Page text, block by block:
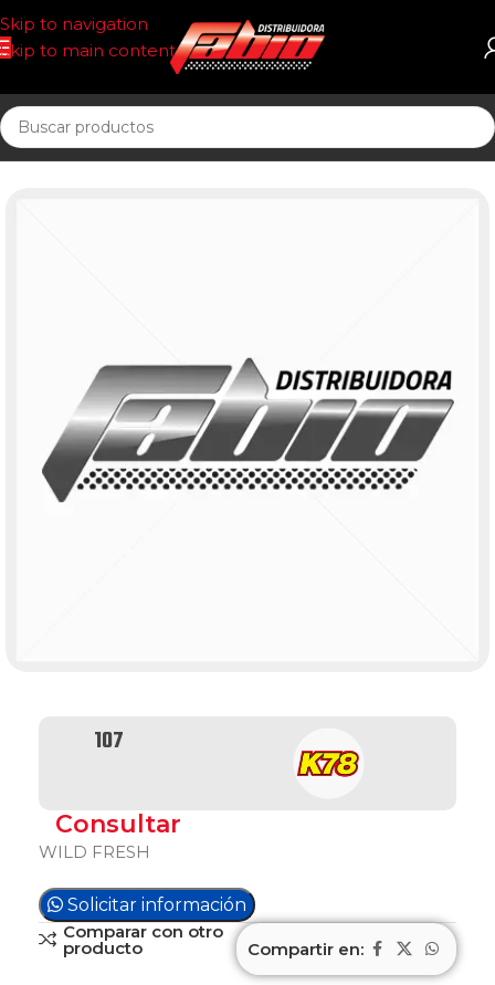
Skip to navigation
Skip to main content
Inicio COSMETICA AUTOMOTOR
107
Consultar
WILD FRESH
Solicitar información
Comparar con otro
producto Compartir en: